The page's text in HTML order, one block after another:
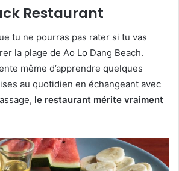
Restaurant
tu ne pourras pas rater si tu vas
la plage de Ao Lo Dang Beach.
même d’apprendre quelques
au quotidien en échangeant avec
le restaurant mérite vraiment